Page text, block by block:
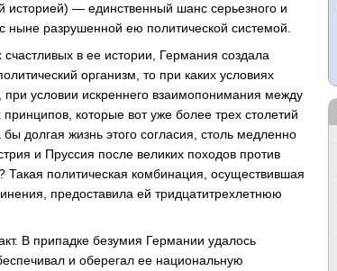
историей) — единственный шанс серьезного и
ныне разрушенной ею политической системой.
в ее истории, Германия создала
организм, то при каких условиях
при условии искреннего взаимопонимания между
которые вот уже более трех столетий
долгая жизнь этого согласия, столь медленно
и Пруссия после великих походов против
политическая комбинация, осуществившая
предоставила ей тридцатитрехлетнюю
В припадке безумия Германии удалось
и оберегал ее национальную